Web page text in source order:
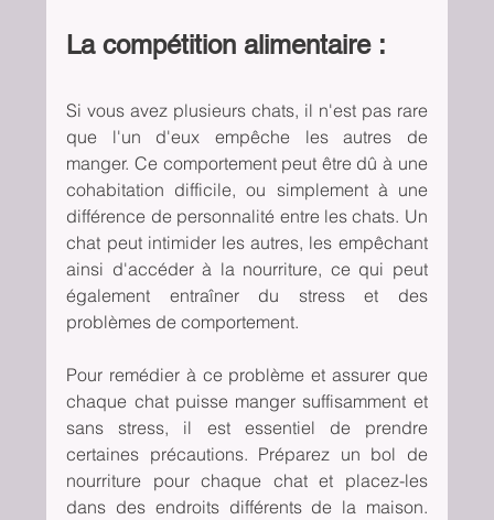
La compétition alimentaire :
Si vous avez plusieurs chats, il n'est pas rare
que l'un d'eux empêche les autres de
manger. Ce comportement peut être dû à une
cohabitation difficile, ou simplement à une
différence de personnalité entre les chats. Un
chat peut intimider les autres, les empêchant
ainsi d'accéder à la nourriture, ce qui peut
également entraîner du stress et des
problèmes de comportement.
Pour remédier à ce problème et assurer que
chaque chat puisse manger suffisamment et
sans stress, il est essentiel de prendre
certaines précautions. Préparez un bol de
nourriture pour chaque chat et placez-les
dans des endroits différents de la maison.